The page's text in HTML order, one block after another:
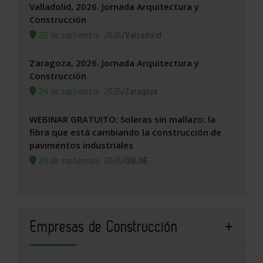
Valladolid, 2026. Jornada Arquitectura y
Construcción
22 de septiembre, 2026/Valladolid
Zaragoza, 2026. Jornada Arquitectura y
Construcción
24 de septiembre, 2026/Zaragoza
WEBINAR GRATUITO: Soleras sin mallazo: la
fibra que está cambiando la construcción de
pavimentos industriales
24 de septiembre, 2026/ONLINE
Empresas de Construcción